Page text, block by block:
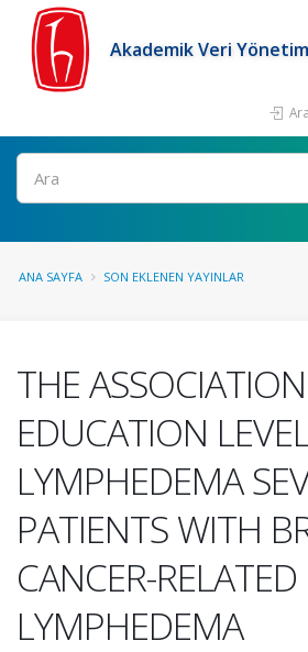
Akademik Veri
Ara
ANA SAYFA SON EKLENEN YAYINLAR
THE
EDUCATION
LYMPHEDEMA
PATIENTS WITH
CANCER-RELATED
LYMPHEDEMA